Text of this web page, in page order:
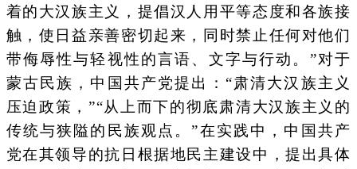
着的大汉族主义，提倡汉人用平等态度和各族接
触，使日益亲善密切起来，同时禁止任何对他们
带侮辱性与轻视性的言语、文字与行动。”对于
蒙古民族，中国共产党提出：“肃清大汉族主义
压迫政策，”“从上而下的彻底肃清大汉族主义的
传统与狭隘的民族观点。”在实践中，中国共产
党在其领导的抗日根据地民主建设中，提出具体